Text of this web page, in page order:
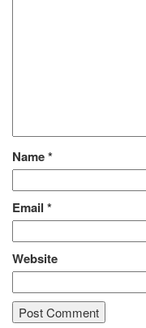
Name*
Email *
Website